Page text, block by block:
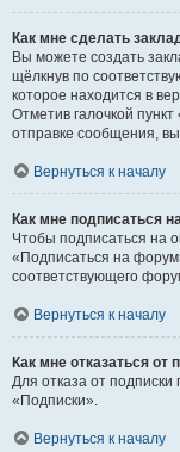
Как мне сделать
Вы можете создать
щёлкнув по
которое находится в
Отметив галочкой
отправке сообщения,
Вернуться к началу
Как мне подписаться
Чтобы подписаться на
«Подписаться на
соответствующего
Вернуться к началу
Как мне отказаться от
Для отказа от
«Подписки».
Вернуться к началу